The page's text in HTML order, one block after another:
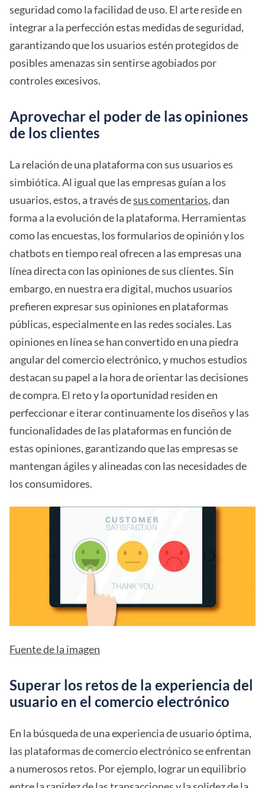
seguridad como la facilidad de uso. El arte reside en
integrar a la perfección estas medidas de seguridad,
garantizando que los usuarios estén protegidos de
posibles amenazas sin sentirse agobiados por
controles excesivos.
Aprovechar el poder de las opiniones
de los clientes
La relación de una plataforma con sus usuarios es
simbiótica. Al igual que las empresas guían a los
usuarios, estos, a través desus comentarios, dan
forma a la evolución de la plataforma. Herramientas
como las encuestas, los formularios de opinión y los
chatbots en tiempo real ofrecen a las empresas una
línea directa con las opiniones de sus clientes. Sin
embargo, en nuestra era digital, muchos usuarios
prefieren expresar sus opiniones en plataformas
públicas, especialmente en las redes sociales. Las
opiniones en línea se han convertido en una piedra
angular del comercio electrónico, y muchos estudios
destacan su papel a la hora de orientar las decisiones
de compra. El reto y la oportunidad residen en
perfeccionar e iterar continuamente los diseños y las
funcionalidades de las plataformas en función de
estas opiniones, garantizando que las empresas se
mantengan ágiles y alineadas con las necesidades de
los consumidores.
Fuente de la imagen
Superar los retos de la experiencia del
usuario en el comercio electrónico
En la búsqueda de una experiencia de usuario óptima,
las plataformas de comercio electrónico se enfrentan
a numerosos retos. Por ejemplo, lograr un equilibrio